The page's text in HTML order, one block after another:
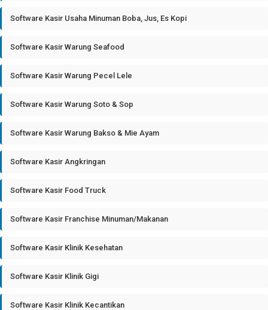
Software Kasir Usaha Minuman Boba, Jus, Es Kopi
Software Kasir Warung Seafood
Software Kasir Warung Pecel Lele
Software Kasir Warung Soto & Sop
Software Kasir Warung Bakso & Mie Ayam
Software Kasir Angkringan
Software Kasir Food Truck
Software Kasir Franchise Minuman/Makanan
Software Kasir Klinik Kesehatan
Software Kasir Klinik Gigi
Software Kasir Klinik Kecantikan